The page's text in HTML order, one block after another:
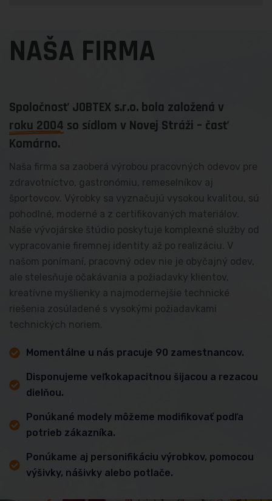
NAŠA FIRMA
Spoločnosť JOBTEX s.r.o. bola založená v
roku 2004 so sídlom v Novej Stráži – časť
Komárno.
Naša firma sa zaoberá výrobou pracovných odevov pre
zdravotníctvo, gastronómiu, remeselníkov aj
športovcov. Výrobky sa vyznačujú vysokou kvalitou, sú
pohodlné, moderné a z certifikovaných materiálov.
Naše vývojárske štúdio poskytuje komplexné služby od
vypracovanie firemnej identity až po realizáciu. V
našom ponímaní, pracovný odev nie je obyčajný odev,
ale stelesňuje očakávania a požiadavky klientov,
kreatívne myšlienky a najmodernejšie technické
riešenia zosúladené s vysokými požiadavkami
technických noriem.
Momentálne u nás pracuje 90 zamestnancov.
Disponujeme veľkokapacitnou šijacou a rezacou
dielňou.
Ponúkané modely môžeme modifikovať podľa
potrieb zákazníka.
Ponúkame aj personifikáciu výrobkov, pomocou
výšivky, nášivky alebo potlače.